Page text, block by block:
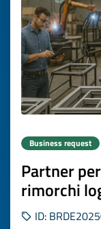
Business request
Partner
rimorchi
ID: